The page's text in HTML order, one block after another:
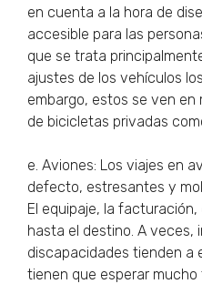
en cuenta a la hora de
accesible para las
que se trata
ajustes de los vehículos
embargo, estos se ven en
de bicicletas privadas
e. Aviones: Los viajes en
defecto, estresantes y
El equipaje, la
hasta el destino. A veces,
discapacidades tienden a
tienen que esperar